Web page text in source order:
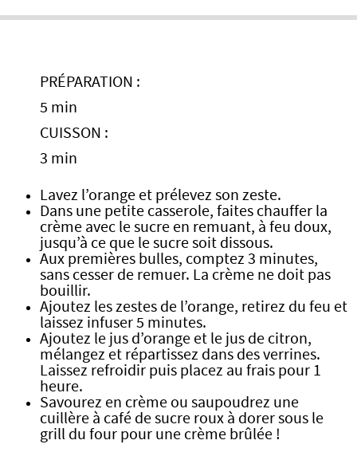
PRÉPARATION :
5 min
CUISSON :
3 min
Lavez l’orange et prélevez son zeste.
Dans une petite casserole, faites chauffer la
crème avec le sucre en remuant, à feu doux,
jusqu’à ce que le sucre soit dissous.
Aux premières bulles, comptez 3 minutes,
sans cesser de remuer. La crème ne doit pas
bouillir.
Ajoutez les zestes de l’orange, retirez du feu et
laissez infuser 5 minutes.
Ajoutez le jus d’orange et le jus de citron,
mélangez et répartissez dans des verrines.
Laissez refroidir puis placez au frais pour 1
heure.
Savourez en crème ou saupoudrez une
cuillère à café de sucre roux à dorer sous le
grill du four pour une crème brûlée !